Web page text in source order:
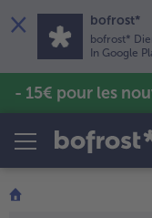
Soupes
- 15€ pour les
× bofrost*
bofrost*
In Google